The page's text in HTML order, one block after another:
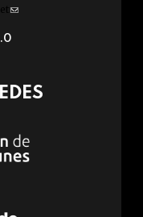
(link
e-